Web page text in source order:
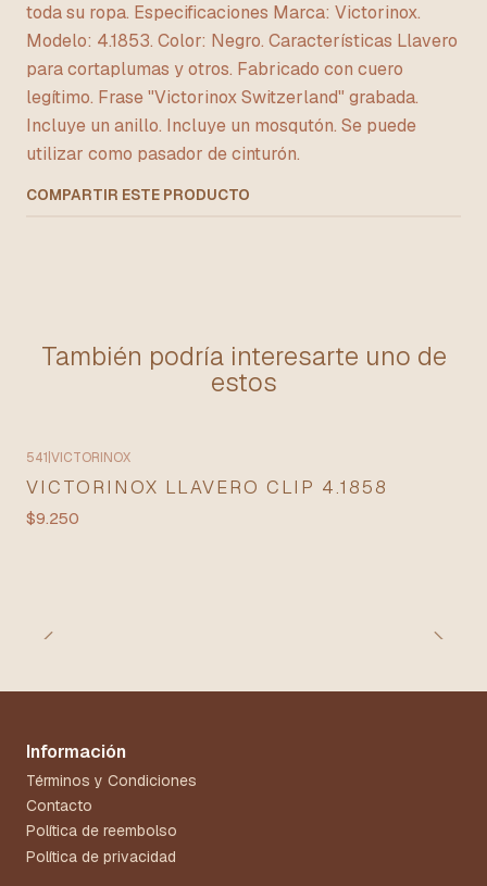
toda su ropa. Especificaciones Marca: Victorinox.
Modelo: 4.1853. Color: Negro. Características Llavero
para cortaplumas y otros. Fabricado con cuero
legítimo. Frase "Victorinox Switzerland" grabada.
Incluye un anillo. Incluye un mosqutón. Se puede
utilizar como pasador de cinturón.
COMPARTIR ESTE PRODUCTO
También podría interesarte uno de
estos
541 VICTORINOX
VICTORINOX LLAVERO CLIP 4.1858
$9.250
Información
Términos y Condiciones
Contacto
Política de reembolso
Política de privacidad